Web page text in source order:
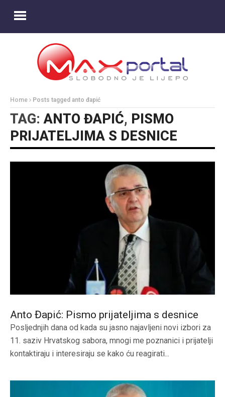
Home Posts tagged anto đapić
TAG:ANTO ĐAPIĆ, PISMO
PRIJATELJIMA S DESNICE
Anto Đapić: Pismo prijateljima s desnice
Posljednjih dana od kada su jasno najavljeni novi izbori za
11. saziv Hrvatskog sabora, mnogi me poznanici i prijatelji
kontaktiraju i interesiraju se kako ću reagirati...